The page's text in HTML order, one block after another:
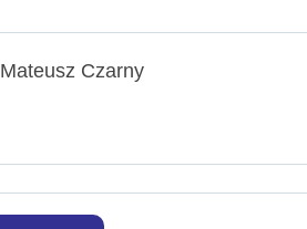
Mateusz Czarny